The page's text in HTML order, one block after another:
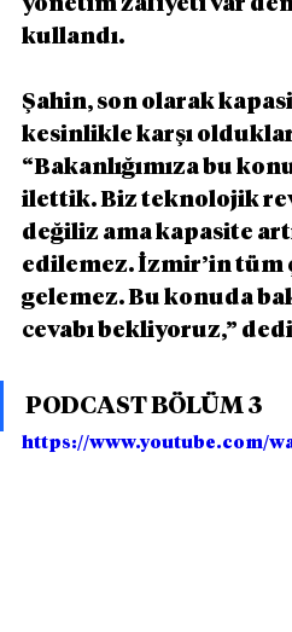
kullandı.
Şahin, son olarak
kesinlikle karşı
“Bakanlığımıza bu
ilettik. Biz teknolojik
değiliz ama kapasite
edilemez. İzmir’in tüm
gelemez. Bu konuda
cevabı bekliyoruz,”
PODCAST BÖLÜM 3
https://www.youtube.com/